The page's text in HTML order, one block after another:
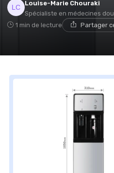
Louise-Marie Chouraki
Spécialiste en médecines
1 min de lecture Partager